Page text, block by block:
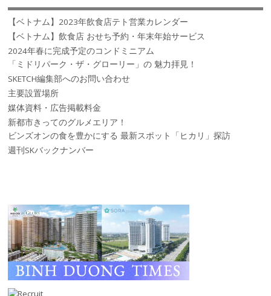
【ベトナム】2023年飲食店テト営業カレンダー
【ベトナム】飲食店 おせち予約・年末年始サービス
2024年春に完成予定のコンドミニアム
「ミドリパーク・ザ・グローリー」の 魅力拝見！
SKETCH編集部へのお問い合わせ
主要設置場所
媒体資料・広告掲載料金
新都市きってのグルメエリア！
ビンズオンの食を豊かにする 最新スポット「ヒカリ」探訪
週刊SKバックナンバー